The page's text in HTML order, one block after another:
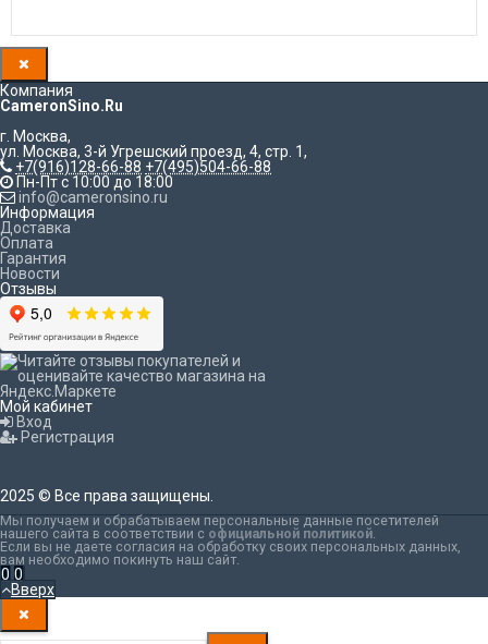
Компания
CameronSino.Ru
г. Москва,
ул. Москва, 3-й Угрешский проезд, 4, стр. 1,
+7(916)128-66-88 +7(495)504-66-88
Пн-Пт с 10:00 до 18:00
info@cameronsino.ru
Информация
Доставка
Оплата
Гарантия
Новости
Отзывы
Мой кабинет
Вход
Регистрация
2025 © Все права защищены.
Мы получаем и обрабатываем персональные данные посетителей
нашего сайта в соответствии с официальной политикой.
Если вы не даете согласия на обработку своих персональных данных,
вам необходимо покинуть наш сайт.
0 0
Вверх